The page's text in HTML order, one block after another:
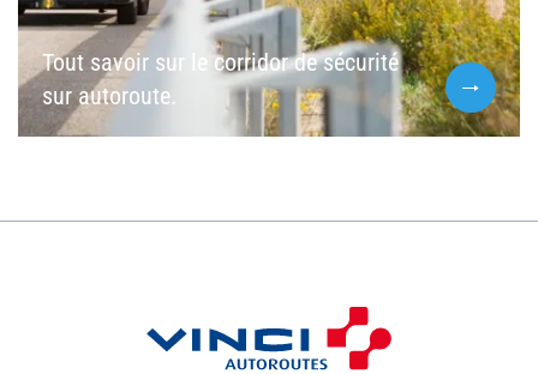
Tout savoir sur le corridor de sécurité
sur autoroute.